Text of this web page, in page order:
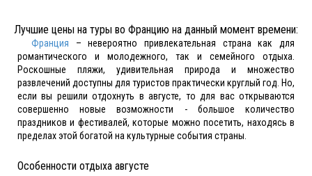
Лучшие цены на туры во Францию на данный момент времени:
Франция – невероятно привлекательная страна как для
романтического и молодежного, так и семейного отдыха.
Роскошные пляжи, удивительная природа и множество
развлечений доступны для туристов практически круглый год. Но,
если вы решили отдохнуть в августе, то для вас открываются
совершенно новые возможности - большое количество
праздников и фестивалей, которые можно посетить, находясь в
пределах этой богатой на культурные события страны.
Особенности отдыха августе